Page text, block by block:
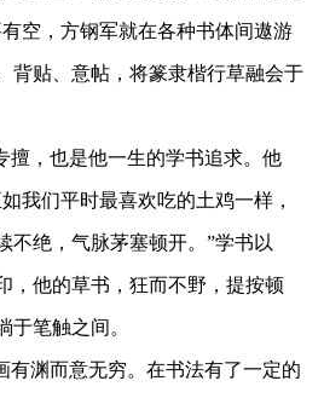
空，方钢军就在各种书体间遨游
背贴、意帖，将篆隶楷行草融会于
擅，也是他一生的学书追求。他
我们平时最喜欢吃的土鸡一样，
不绝，气脉茅塞顿开。”学书以
，他的草书，狂而不野，提按顿
于笔触之间。
有渊而意无穷。在书法有了一定的